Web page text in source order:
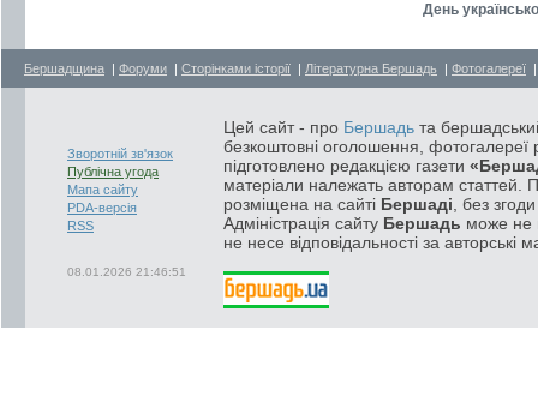
День
Бершадщина | Форуми | Сторінками історії | Літературна Бершадь | Фотогалереї
Зворотній зв'язок
Публічна угода
Мапа сайту
PDA-версія
RSS
08.01.2026 21:46:51
Цей сайт - про Бершадь та
безкоштовні оголошення, фотогалереї
підготовлено редакцією газети
матеріали належать авторам статтей.
розміщена на сайті Бершаді , без
Адміністрація сайту Бершадь може не
не несе відповідальності за авторські